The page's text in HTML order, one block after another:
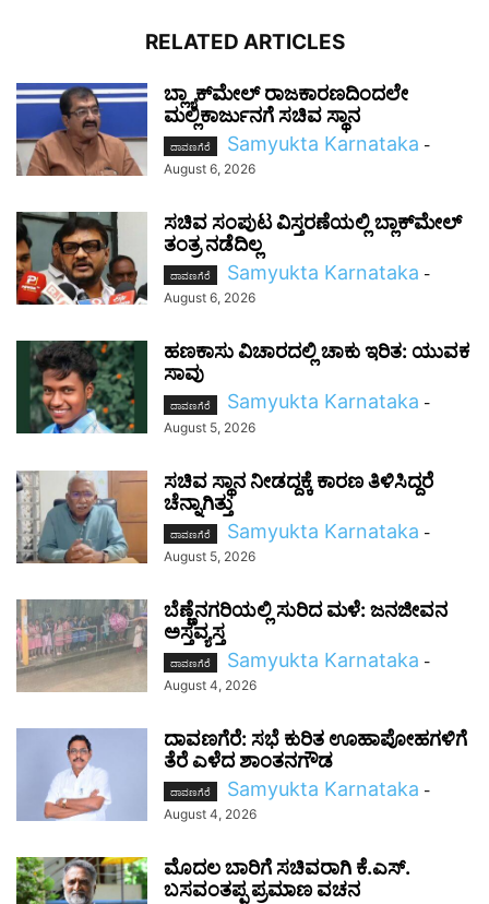
RELATED ARTICLES
ಬ್ಲ್ಯಾಕ್‌ಮೇಲ್ ರಾಜಕಾರಣದಿಂದಲೇ
ಮಲ್ಲಿಕಾರ್ಜುನಗೆ ಸಚಿವ ಸ್ಥಾನ
ದಾವಣಗೆರೆ Samyukta Karnataka -
August 6, 2026
ಸಚಿವ ಸಂಪುಟ ವಿಸ್ತರಣೆಯಲ್ಲಿ ಬ್ಲಾಕ್‌ಮೇಲ್
ತಂತ್ರ ನಡೆದಿಲ್ಲ
ದಾವಣಗೆರೆ Samyukta Karnataka -
August 6, 2026
ಹಣಕಾಸು ವಿಚಾರದಲ್ಲಿ ಚಾಕು ಇರಿತ: ಯುವಕ
ಸಾವು
ದಾವಣಗೆರೆ Samyukta Karnataka -
August 5, 2026
ಸಚಿವ ಸ್ಥಾನ ನೀಡದ್ದಕ್ಕೆ ಕಾರಣ ತಿಳಿಸಿದ್ದರೆ
ಚೆನ್ನಾಗಿತ್ತು
ದಾವಣಗೆರೆ Samyukta Karnataka -
August 5, 2026
ಬೆಣ್ಣೆನಗರಿಯಲ್ಲಿ ಸುರಿದ ಮಳೆ: ಜನಜೀವನ
ಅಸ್ತವ್ಯಸ್ತ
ದಾವಣಗೆರೆ Samyukta Karnataka -
August 4, 2026
ದಾವಣಗೆರೆ: ಸಭೆ ಕುರಿತ ಊಹಾಪೋಹಗಳಿಗೆ
ತೆರೆ ಎಳೆದ ಶಾಂತನಗೌಡ
ದಾವಣಗೆರೆ Samyukta Karnataka -
August 4, 2026
ಮೊದಲ ಬಾರಿಗೆ ಸಚಿವರಾಗಿ ಕೆ.ಎಸ್.
ಬಸವಂತಪ್ಪ ಪ್ರಮಾಣ ವಚನ